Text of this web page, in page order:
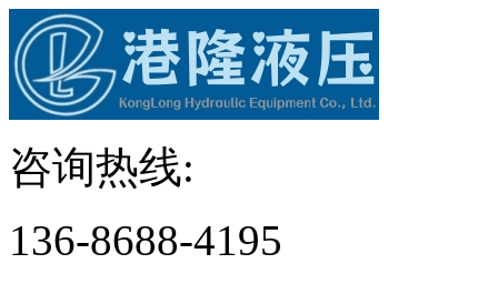
咨询热线:
136-8688-4195